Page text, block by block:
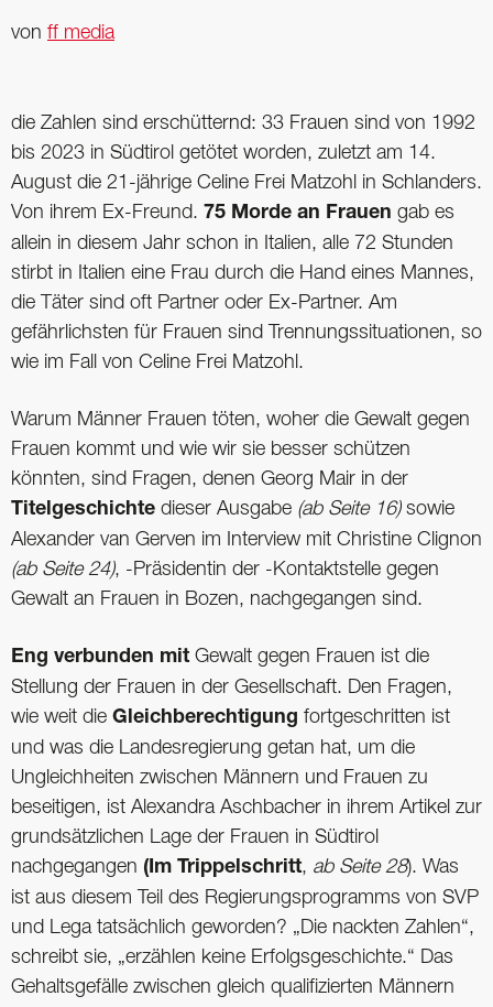
von ff media
die Zahlen sind erschütternd: 33 Frauen sind von 1992
bis 2023 in Südtirol getötet worden, zuletzt am 14.
August die 21-jährige Celine Frei Matzohl in Schlanders.
Von ihrem Ex-Freund. 75 Morde an Frauen gab es
allein in diesem Jahr schon in Italien, alle 72 Stunden
stirbt in Italien eine Frau durch die Hand eines Mannes,
die Täter sind oft Partner oder Ex-Partner. Am
gefährlichsten für Frauen sind Trennungssituationen, so
wie im Fall von Celine Frei Matzohl.
Warum Männer Frauen töten, woher die Gewalt gegen
Frauen kommt und wie wir sie besser schützen
könnten, sind Fragen, denen Georg Mair in der
Titelgeschichte dieser Ausgabe (ab Seite 16)sowie
Alexander van Gerven im Interview mit Christine Clignon
(ab Seite 24), -Präsidentin der -Kontaktstelle gegen
Gewalt an Frauen in Bozen, nachgegangen sind.
Eng verbunden mit Gewalt gegen Frauen ist die
Stellung der Frauen in der Gesellschaft. Den Fragen,
wie weit die Gleichberechtigung fortgeschritten ist
und was die Landesregierung getan hat, um die
Ungleichheiten zwischen Männern und Frauen zu
beseitigen, ist Alexandra Aschbacher in ihrem Artikel zur
grundsätzlichen Lage der Frauen in Südtirol
nachgegangen (Im Trippelschritt, ab Seite 28). Was
ist aus diesem Teil des Regierungsprogramms von SVP
und Lega tatsächlich geworden? „Die nackten Zahlen“,
schreibt sie, „erzählen keine Erfolgsgeschichte.“ Das
Gehaltsgefälle zwischen gleich qualifizierten Männern